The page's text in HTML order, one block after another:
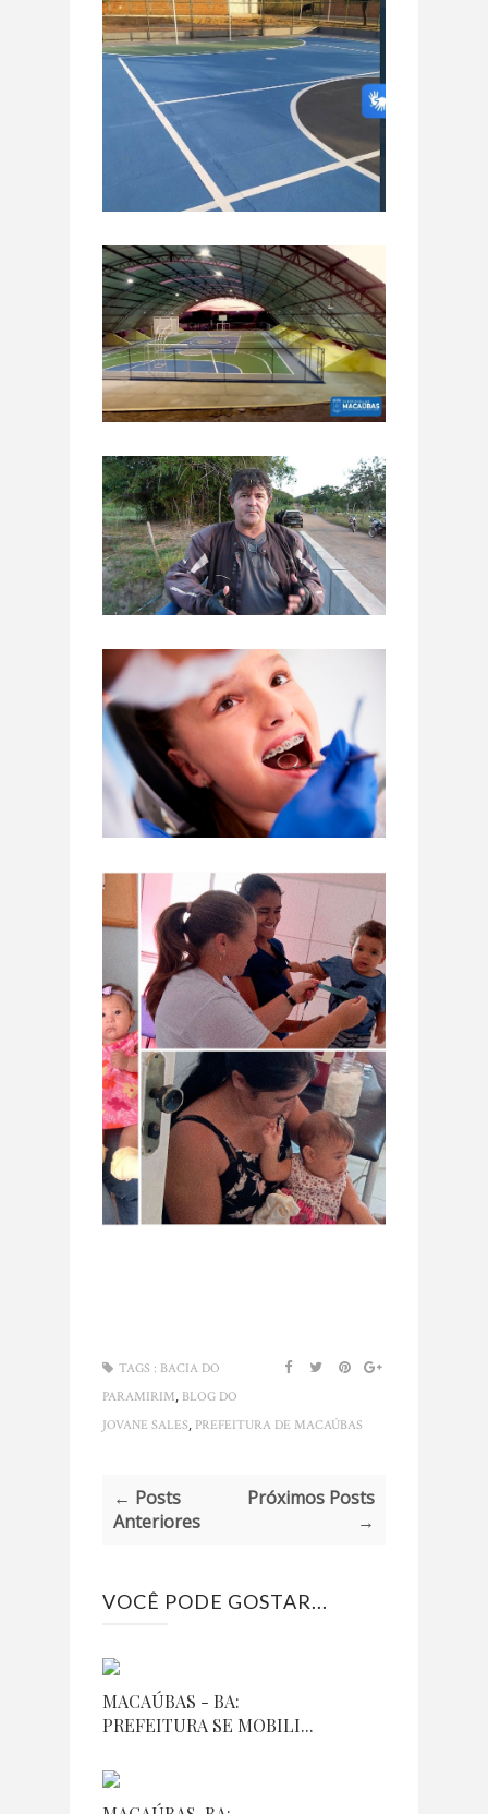
TAGS : BACIA DO
PARAMIRIM, BLOG DO
JOVANE SALES, PREFEITURA DE MACAÚBAS
← Posts
Anteriores
Próximos Posts
→
VOCÊ PODE GOSTAR...
MACAÚBAS - BA:
PREFEITURA SE MOBILI...